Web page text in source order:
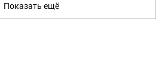
Показать ещё